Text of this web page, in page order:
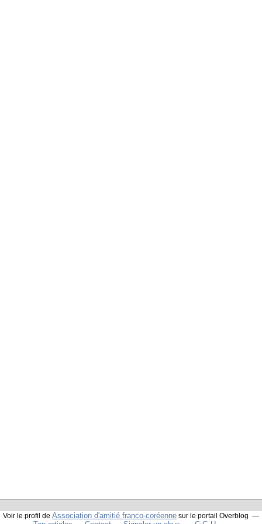
Voir le profil de Association d'amitié franco-coréenne sur le portail Overblog